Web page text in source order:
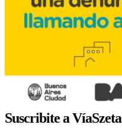
Suscribite a VíaSzeta